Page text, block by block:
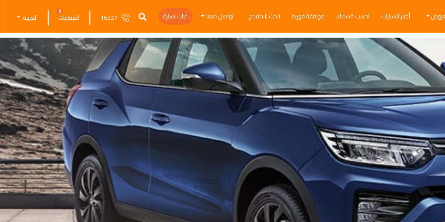
أخبار السيارات احسب قسطك موافقة فورية ابحث بالمقدم تواصل معنا طلب سيارة 16227 المقارنات
0
العربية